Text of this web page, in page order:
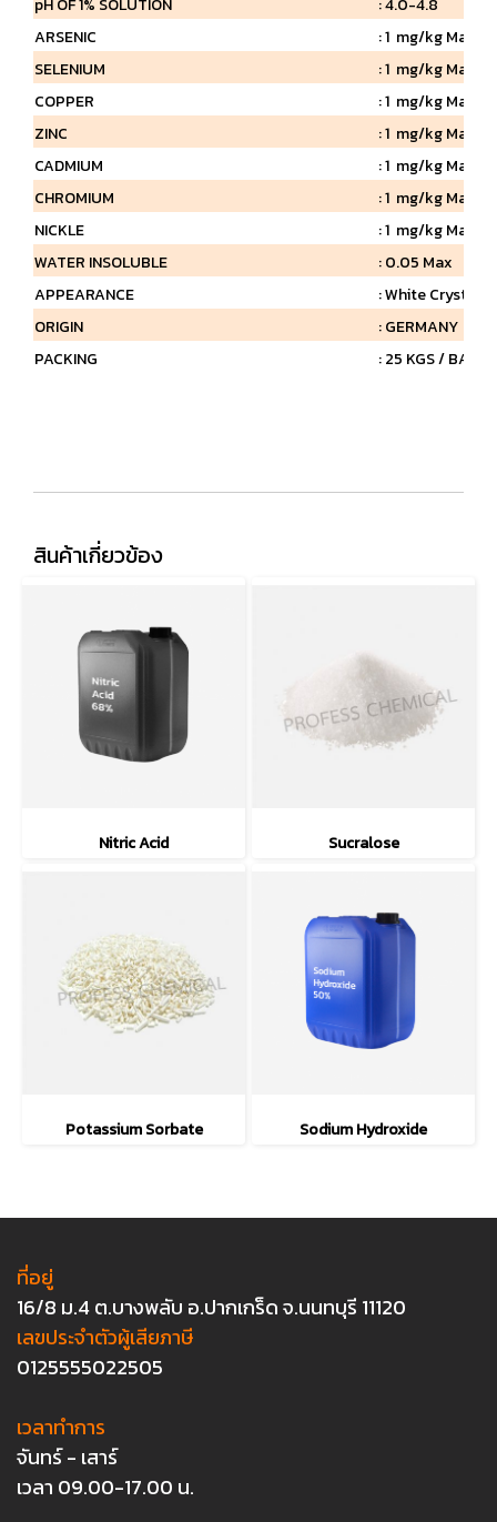
pH OF 1% SOLUTION
: 4.0-4.8
ARSENIC
: 1 mg/kg Max
SELENIUM
: 1 mg/kg Max
COPPER
: 1 mg/kg Max
ZINC
: 1 mg/kg Max
CADMIUM
: 1 mg/kg Max
CHROMIUM
: 1 mg/kg Max
NICKLE
: 1 mg/kg Max
WATER INSOLUBLE
: 0.05 Max
APPEARANCE
: White
ORIGIN
: GERMANY
PACKING
: 25 KGS / BAG
สินค้าเกี่ยวข้อง
Nitric Acid Sucralose
Potassium Sorbate Sodium Hydroxide
ที่อยู่
16/8 ม.4 ต.บางพลับ อ.ปากเกร็ด จ.นนทบุรี 11120
เลขประจำตัวผู้เสียภาษี
0125555022505
เวลาทำการ
จันทร์ - เสาร์
เวลา 09.00-17.00 น.